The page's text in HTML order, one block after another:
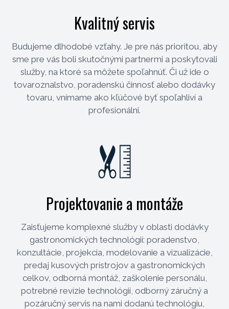
Kvalitný servis
Budujeme dlhodobé vzťahy. Je pre nás prioritou, aby
sme pre vás boli skutočnými partnermi a poskytovali
služby, na ktoré sa môžete spoľahnúť. Či už ide o
tovaroznalstvo, poradenskú činnosť alebo dodávky
tovaru, vnímame ako kľúčové byť spoľahliví a
profesionálni.
Projektovanie a montáže
Zaisťujeme komplexné služby v oblasti dodávky
gastronomických technológií: poradenstvo,
konzultácie, projekcia, modelovanie a vizualizácie,
predaj kusových prístrojov a gastronomických
celkov, odborná montáž, zaškolenie personálu,
potrebné revízie technológií, odborný záručný a
pozáručný servis na nami dodanú technológiu,